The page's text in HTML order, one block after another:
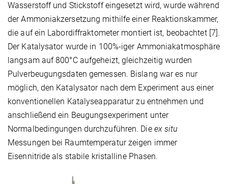
Wasserstoff und Stickstoff eingesetzt wird, wurde während
der Ammoniakzersetzung mithilfe einer Reaktionskammer,
die auf ein Labordiffraktometer montiert ist, beobachtet [7].
Der Katalysator wurde in 100%-iger Ammoniakatmosphäre
langsam auf 800°C aufgeheizt, gleichzeitig wurden
Pulverbeugungsdaten gemessen. Bislang war es nur
möglich, den Katalysator nach dem Experiment aus einer
konventionellen Katalyseapparatur zu entnehmen und
anschließend ein Beugungsexperiment unter
Normalbedingungen durchzuführen. Die ex situ
Messungen bei Raumtemperatur zeigen immer
Eisennitride als stabile kristalline Phasen.